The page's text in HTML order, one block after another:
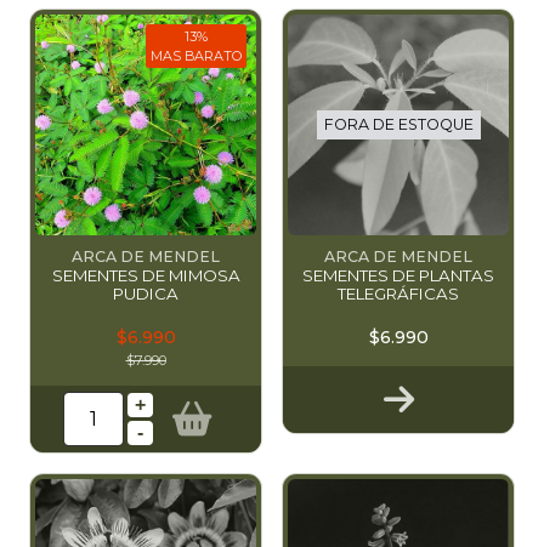
13%
MAS BARATO
ARCA DE MENDEL
SEMENTES DE MIMOSA
PUDICA
$6.990
$7.990
+
-
FORA DE ESTOQUE
ARCA DE MENDEL
SEMENTES DE PLANTAS
TELEGRÁFICAS
$6.990